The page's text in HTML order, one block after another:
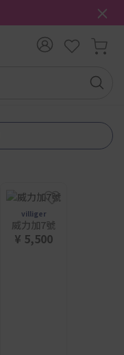
villiger
威力加7號
¥ 5,500